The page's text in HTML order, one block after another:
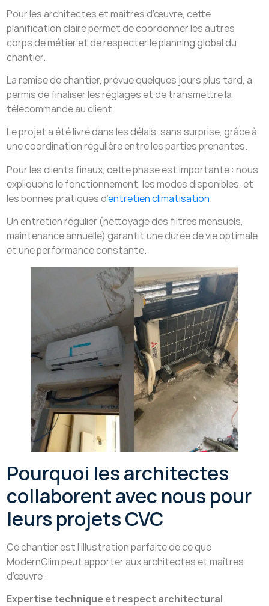
Pour les architectes et maîtres d’œuvre, cette
planification claire permet de coordonner les autres
corps de métier et de respecter le planning global du
chantier.
La remise de chantier, prévue quelques jours plus tard, a
permis de finaliser les réglages et de transmettre la
télécommande au client.
Le projet a été livré dans les délais, sans surprise, grâce à
une coordination régulière entre les parties prenantes.
Pour les clients finaux, cette phase est importante : nous
expliquons le fonctionnement, les modes disponibles, et
les bonnes pratiques d’entretien climatisation.
Un entretien régulier (nettoyage des filtres mensuels,
maintenance annuelle) garantit une durée de vie optimale
et une performance constante.
Pourquoi les architectes
collaborent avec nous pour
leurs projets CVC
Ce chantier est l’illustration parfaite de ce que
ModernClim peut apporter aux architectes et maîtres
d’œuvre :
Expertise technique et respect architectural